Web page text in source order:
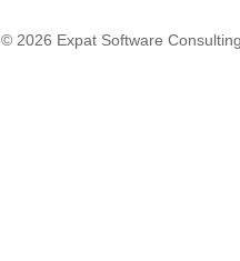
© 2026 Expat Software